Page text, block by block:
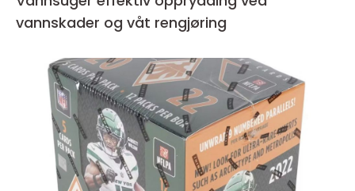
vannskader og våt rengjøring